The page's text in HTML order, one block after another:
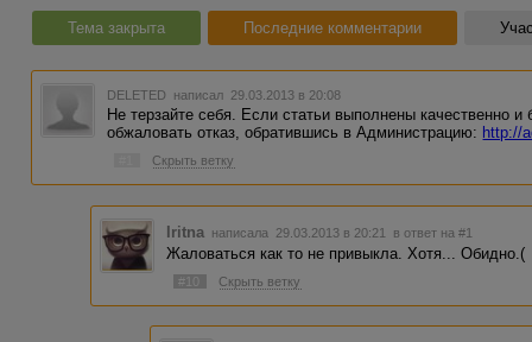
Тема закрыта Последние комментарии
DELETED написал 29.03.2013 в 20:08
Не терзайте себя. Если статьи выполнены качественно
обжаловать отказ, обратившись в Администрацию: http://
Скрыть ветку
Iritna написала 29.03.2013 в 20:21 в ответ на #1
Жаловаться как то не привыкла. Хотя... Обидно.(
#10 Скрыть ветку